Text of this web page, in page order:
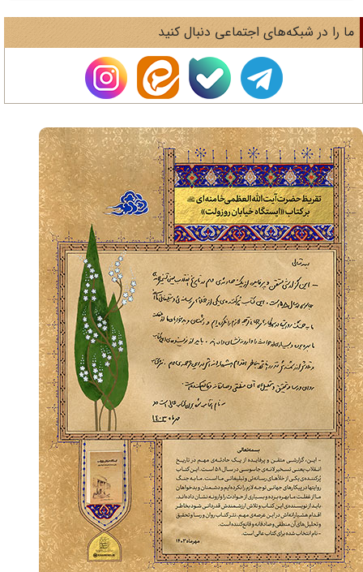
را در شبکه‌های اجتماعی دنبال کنید